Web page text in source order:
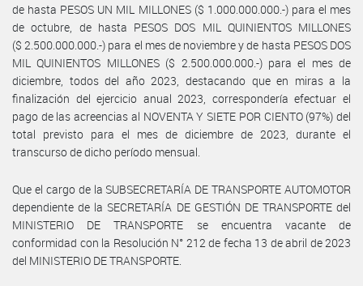
de hasta PESOS UN MIL MILLONES ($ 1.000.000.000.-) para el mes
de octubre, de hasta PESOS DOS MIL QUINIENTOS MILLONES
($ 2.500.000.000.-) para el mes de noviembre y de hasta PESOS DOS
MIL QUINIENTOS MILLONES ($ 2.500.000.000.-) para el mes de
diciembre, todos del año 2023, destacando que en miras a la
finalización del ejercicio anual 2023, correspondería efectuar el
pago de las acreencias al NOVENTA Y SIETE POR CIENTO (97%) del
total previsto para el mes de diciembre de 2023, durante el
transcurso de dicho período mensual.
Que el cargo de la SUBSECRETARÍA DE TRANSPORTE AUTOMOTOR
dependiente de la SECRETARÍA DE GESTIÓN DE TRANSPORTE del
MINISTERIO DE TRANSPORTE se encuentra vacante de
conformidad con la Resolución N° 212 de fecha 13 de abril de 2023
del MINISTERIO DE TRANSPORTE.